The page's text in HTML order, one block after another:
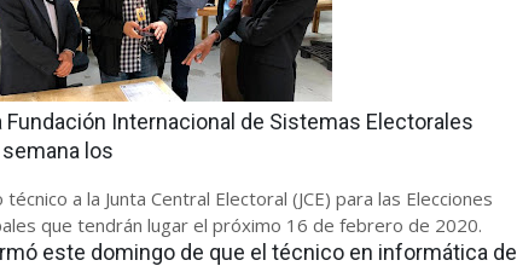
Fundación Internacional de Sistemas Electorales
los
a la Junta Central Electoral (JCE) para las Elecciones
que tendrán lugar el próximo 16 de febrero de 2020.
este domingo de que el técnico en informática de